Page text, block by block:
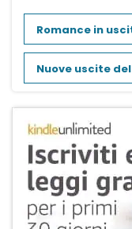
Romance in
Nuove uscite